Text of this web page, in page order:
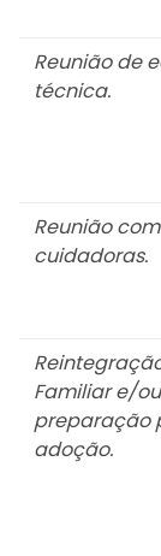
Reunião de
técnica.
Reunião
cuidadoras.
Familiar e/ou
preparação
adoção.